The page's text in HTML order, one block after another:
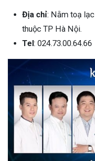
Địa chỉ: Nằm toạ
thuộc TP Hà Nội.
Tel: 024.73.00.64.66